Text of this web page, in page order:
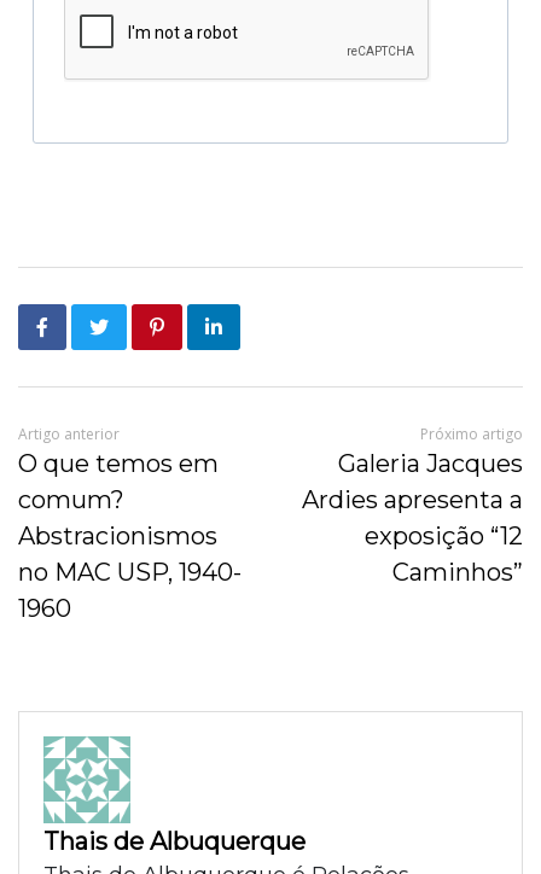
Artigo anterior
O que temos em
comum?
Abstracionismos
no MAC USP, 1940-
1960
Próximo artigo
Galeria Jacques
Ardies apresenta a
exposição “12
Caminhos”
Thais de Albuquerque